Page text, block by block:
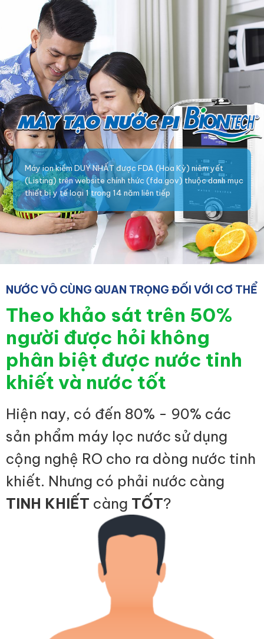
Máy ion kiềm DUY NHẤT được FDA (Hoa Kỳ) niêm yết
(Listing) trên website chính thức (fda.gov) thuộc danh mục
thiết bị y tế loại 1 trong 14 năm liên tiếp
NƯỚC VÔ CÙNG QUAN TRỌNG ĐỐI VỚI CƠ THỂ
Theo khảo sát trên 50%
người được hỏi không
phân biệt được nước tinh
khiết và nước tốt
Hiện nay, có đến 80% - 90% các
sản phẩm máy lọc nước sử dụng
cộng nghệ RO cho ra dòng nước tinh
khiết. Nhưng có phải nước càng
TINH KHIẾT càng TỐT?